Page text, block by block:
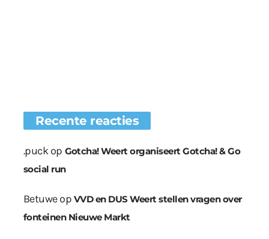
Recente reacties
.puckop Gotcha! Weert organiseert Gotcha! & Go
social run
Betuweop VVD en DUS Weert stellen vragen over
fonteinen Nieuwe Markt